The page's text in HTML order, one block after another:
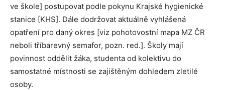
ve škole] postupovat podle pokynu Krajské hygienické
stanice [KHS]. Dále dodržovat aktuálně vyhlášená
opatření pro daný okres [viz pohotovostní mapa MZ ČR
neboli tříbarevný semafor, pozn. red.]. Školy mají
povinnost oddělit žáka, studenta od kolektivu do
samostatné místnosti se zajištěným dohledem zletilé
osoby.